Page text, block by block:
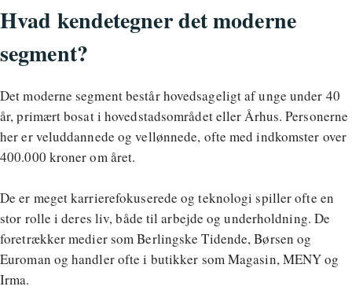
Hvad kendetegner det moderne
segment?
Det moderne segment består hovedsageligt af unge under 40
år, primært bosat i hovedstadsområdet eller Århus. Personerne
her er veluddannede og vellønnede, ofte med indkomster over
400.000 kroner om året.
De er meget karrierefokuserede og teknologi spiller ofte en
stor rolle i deres liv, både til arbejde og underholdning. De
foretrækker medier som Berlingske Tidende, Børsen og
Euroman og handler ofte i butikker som Magasin, MENY og
Irma.